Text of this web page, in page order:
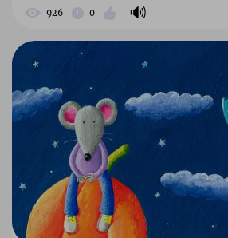
926 0 🔊